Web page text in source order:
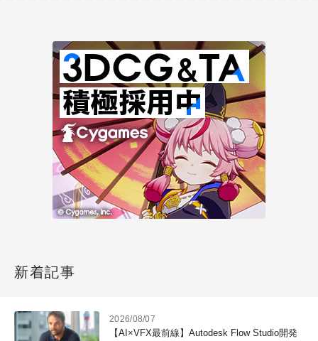
新着記事
2026/08/07
【AI×VFX最前線】Autodesk Flow Studio開発